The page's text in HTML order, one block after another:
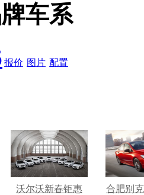
车系
报价 图片 配置
沃尔沃新春钜惠 合肥别